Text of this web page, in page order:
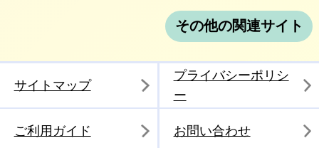
その他の関連サイト
サイトマップ
プライバシーポリシ
ー
ご利用ガイド お問い合わせ